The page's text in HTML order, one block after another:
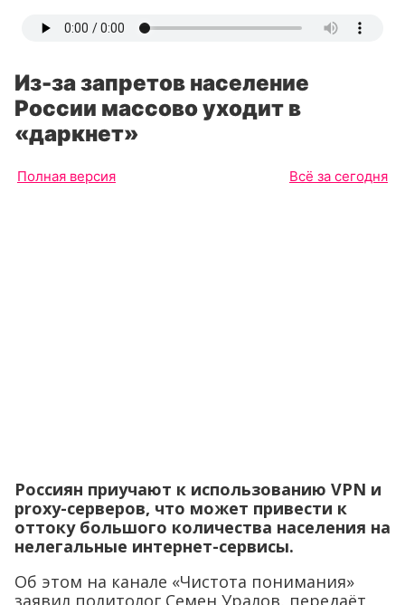
Из-за запретов население
России массово уходит в
«даркнет»
Полная версия Всё за сегодня
Россиян приучают к использованию VPN и
proxy-серверов, что может привести к
оттоку большого количества населения на
нелегальные интернет-сервисы.
Об этом на канале «Чистота понимания»